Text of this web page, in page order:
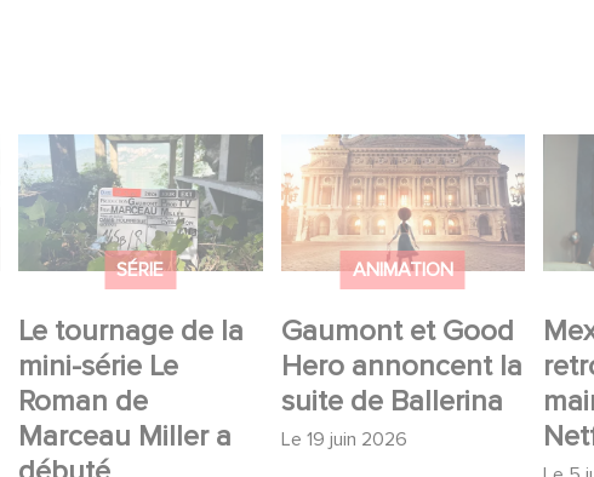
SÉRIE
Le tournage de la
mini-série Le
Roman de
Marceau Miller a
Le tournage de la
mini-série Le Roman
de Marceau Miller a
débuté
ANIMATION
Gaumont et Good
Hero annoncent la
suite de Ballerina
Le 19 juin 2026
Gaumont et Good
Hero annoncent la
suite de Ballerina